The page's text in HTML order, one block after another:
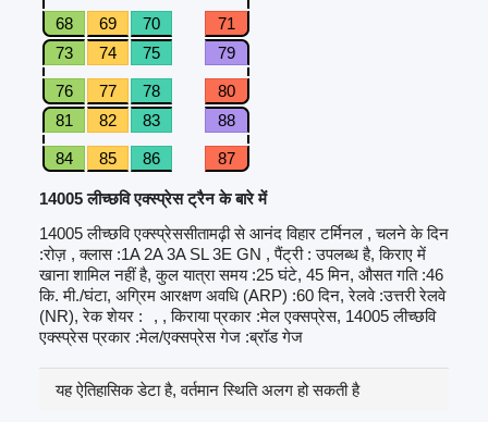
68 69 70
71
73
74 75 79
76 77 78
80
81
82 83 88
84 85 86 87
14005 लीच्छवि एक्स्प्रेस ट्रैन के बारे में
14005 लीच्छवि एक्स्प्रेससीतामढ़ी से आनंद विहार टर्मिनल , चलने के दिन
:रोज़ , क्लास :1A 2A 3A SL 3E GN , पैंट्री : उपलब्ध है, किराए में
खाना शामिल नहीं है, कुल यात्रा समय :25 घंटे, 45 मिन, औसत गति :46
कि. मी./घंटा, अग्रिम आरक्षण अवधि (ARP) :60 दिन, रेलवे :उत्तरी रेलवे
(NR), रेक शेयर :
, , किराया प्रकार :मेल एक्सप्रेस, 14005 लीच्छवि
एक्स्प्रेस प्रकार :मेल/एक्सप्रेस गेज :ब्रॉड गेज
यह ऐतिहासिक डेटा है, वर्तमान स्थिति अलग हो सकती है